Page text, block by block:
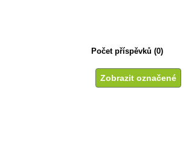
Počet příspěvků (0)